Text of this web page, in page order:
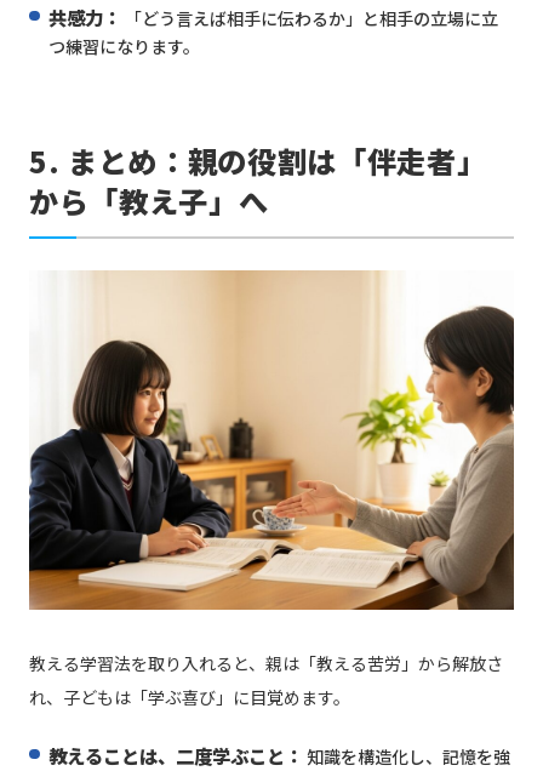
共感力：
「どう言えば相手に伝わるか」と相手の立場に立
つ練習になります。
5. まとめ：親の役割は「伴走者」
から「教え子」へ
教える学習法を取り入れると、親は「教える苦労」から解放さ
れ、子どもは「学ぶ喜び」に目覚めます。
教えることは、二度学ぶこと： 知識を構造化し、記憶を強